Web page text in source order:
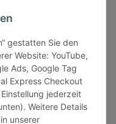
gestatten Sie den
Website: YouTube,
Ads, Google Tag
Express Checkout
jederzeit
Weitere Details
unserer